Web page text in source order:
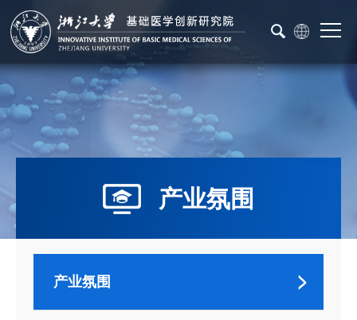
产业氛围
产业氛围